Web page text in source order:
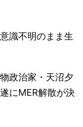
識不明のまま生
政治家・天沼夕
にMER解散が決